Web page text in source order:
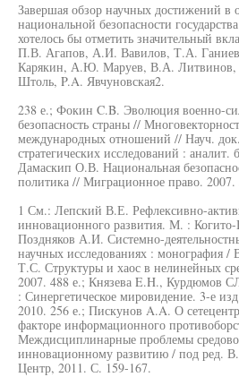
Завершая обзор научных достижений в
национальной безопасности
хотелось бы отметить значительный
П.В. Агапов, А.И. Вавилов, Т.А.
Карякин, А.Ю. Маруев, В.А.
Штоль, P.A. Явчуновская2.
238 е.; Фокин C.B. Эволюция военно-
безопасность страны //
международных отношений // Науч.
стратегических исследований :
Дамаскип О.В. Национальная
политика // Миграционное право.
1 См.: Лепский В.Е. Рефлексивно-
инновационного развития. М. :
Поздняков А.И. Системно-
научных исследованиях : монография
Т.С. Структуры и хаос в нелинейных
2007. 488 е.; Князева E.H., Курдюмов
: Синергетическое мировидение. 3-е
2010. 256 е.; Пискунов A.A. О
факторе информационного
Междисциплинарные проблемы
инновационному развитию / под ред.
Центр, 2011. С. 159-167.